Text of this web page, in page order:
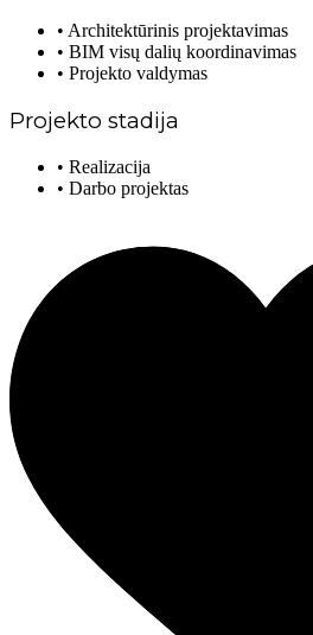
• Architektūrinis projektavimas
• BIM visų dalių koordinavimas
• Projekto valdymas
Projekto stadija
• Realizacija
• Darbo projektas